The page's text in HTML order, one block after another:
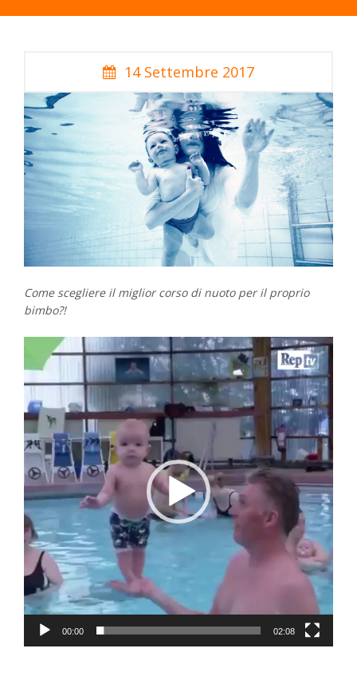
14 Settembre 2017
Come scegliere il miglior corso di nuoto per il proprio
bimbo?!
Player
00:00 02:08